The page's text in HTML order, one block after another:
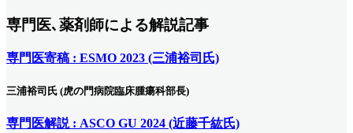
専門医､薬剤師による解説記事
専門医寄稿 : ESMO 2023 (三浦裕司氏)
三浦裕司氏 (虎の門病院臨床腫瘍科部長)
専門医解説 : ASCO GU 2024 (近藤千紘氏)